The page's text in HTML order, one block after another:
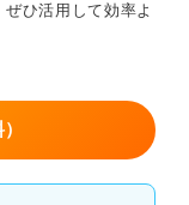
容師の面接で意
ルな印象にする
ひ活用して効率よ